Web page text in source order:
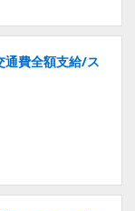
通費全額支給/ス